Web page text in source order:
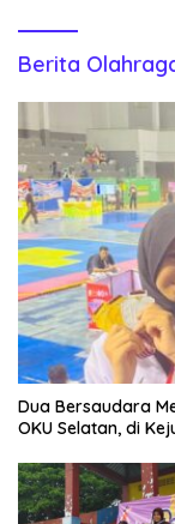
Berita
Dua Bersaudara
OKU Selatan, di